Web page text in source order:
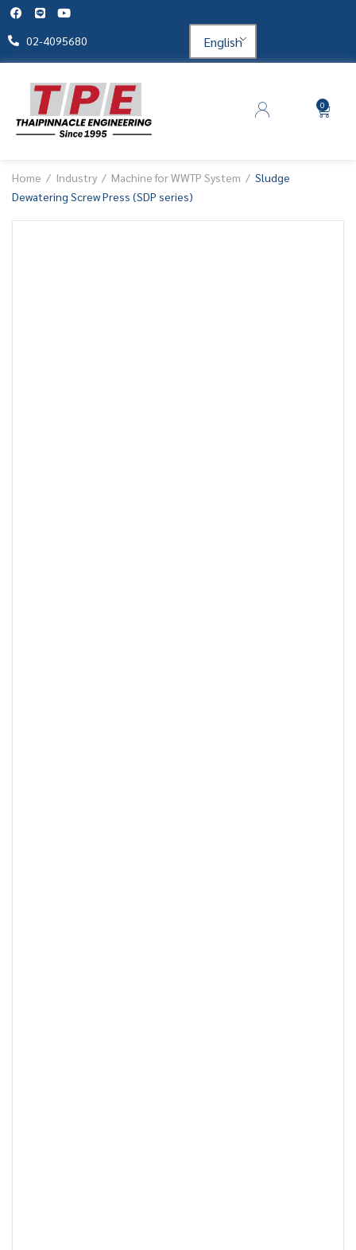
02-4095680 English
0
Home Industry Machine for WWTP System
Sludge
Dewatering Screw Press (SDP series)